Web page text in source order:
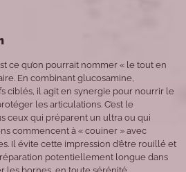
ce qu’on pourrait nommer « le tout en
En combinant glucosamine,
ciblés, il agit en synergie pour nourrir le
les articulations. C’est le
ceux qui préparent un ultra ou qui
commencent à « couiner » avec
Il évite cette impression d’être rouillé et
potentiellement longue dans